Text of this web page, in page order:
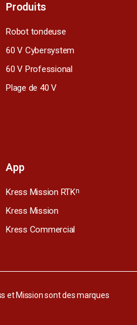
Produits
Robot tondeuse
60 V Cybersystem
60 V Professional
Plage de 40 V
App
Kress Mission RTKn
Kress Mission
Kress Commercial
et Mission sont des marques